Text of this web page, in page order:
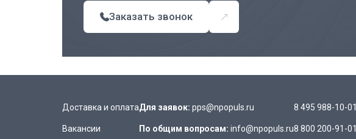
Заказать звонок
Доставка и оплата
Вакансии
Для заявок: pps@npopuls.ru
По общим вопросам: info@npopuls.ru
8 495 988-10-01
8 800 200-91-01